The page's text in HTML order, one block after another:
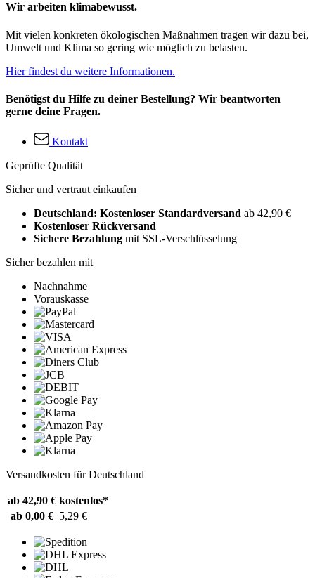
Wir arbeiten klimabewusst.
Mit vielen konkreten ökologischen Maßnahmen tragen wir dazu bei,
Umwelt und Klima so gering wie möglich zu belasten.
Hier findest du weitere Informationen.
Benötigst du Hilfe zu deiner Bestellung? Wir beantworten
gerne deine Fragen.
Kontakt
Geprüfte Qualität
Sicher und vertraut einkaufen
Deutschland: Kostenloser Standardversand ab 42,90 €
Kostenloser Rückversand
Sichere Bezahlung mit SSL-Verschlüsselung
Sicher bezahlen mit
Nachnahme
Vorauskasse
Versandkosten für Deutschland
ab 42,90 € kostenlos*
ab 0,00 € 5,29 €